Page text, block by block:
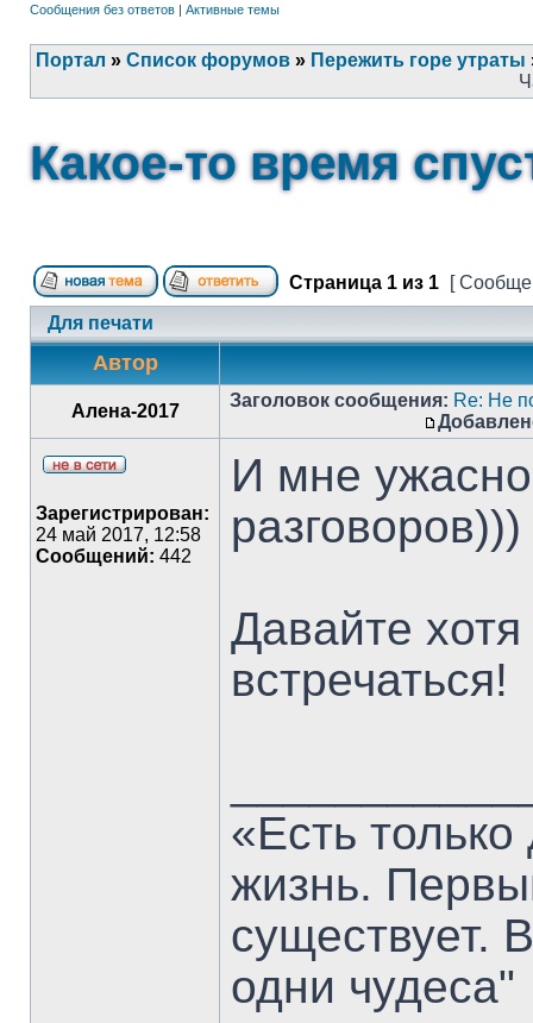
Сообщения без ответов | Активные темы
Портал » Список форумов » Пережить горе утраты
Какое-то время
Страница 1 из 1
[
Для печати
Автор
Алена-2017
Заголовок сообщения: Re: Не
Зарегистрирован:
24 май 2017, 12:58
Сообщений: 442
И мне
разговоров)))
Давайте
встречаться!
«Есть
жизнь.
существует.
одни чудеса"